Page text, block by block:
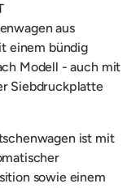
aus
einem bündig
Modell - auch mit
Siebdruckplatte
ist mit
sowie einem